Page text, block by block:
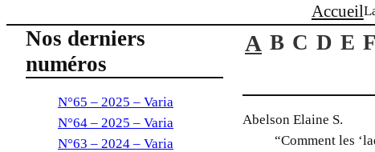
Accueil
Nos derniers
numéros
N°65 – 2025 – Varia
N°64 – 2025 – Varia
N°63 – 2024 – Varia
A B C D E F
Abelson Elaine S.
“Comment les